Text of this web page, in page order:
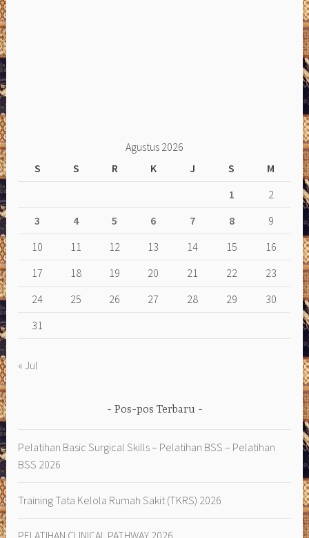
Agustus 2026
S
S R K J S
M
1
2
3
4 5 6 7 8
9
10
11 12 13 14 15
16
17
18 19 20 21 22
23
24
25 26 27 28 29
30
31
« Jul
Pos-pos Terbaru
Pelatihan Basic Surgical Skills – Pelatihan BSS – Pelatihan
BSS 2026
Training Tata Kelola Rumah Sakit (TKRS) 2026